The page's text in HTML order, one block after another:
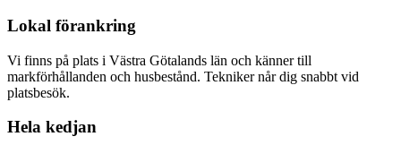
Lokal förankring
Vi finns på plats i Västra Götalands län och känner till
markförhållanden och husbestånd. Tekniker når dig snabbt vid
platsbesök.
Hela kedjan